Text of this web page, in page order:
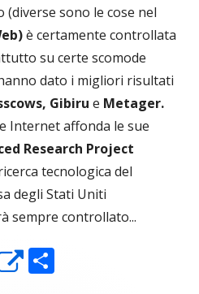
(diverse sono le cose nel
è certamente controllata
su certe scomode
dato i migliori risultati
Gibiru e Metager.
Internet affonda le sue
Research Project
tecnologica del
degli Stati Uniti
sempre controllato...
Apre